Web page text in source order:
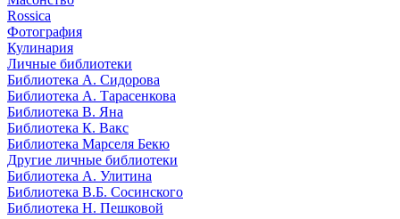
Rossica
Фотография
Кулинария
Личные библиотеки
Библиотека А. Сидорова
Библиотека А. Тарасенкова
Библиотека В. Яна
Библиотека К. Вакс
Библиотека Марселя Бекю
Другие личные библиотеки
Библиотека А. Улитина
Библиотека В.Б. Сосинского
Библиотека Н. Пешковой